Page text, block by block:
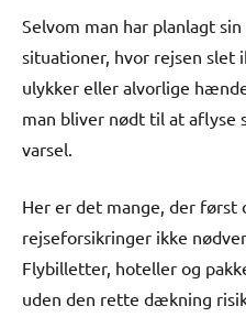
Selvom man har planlagt
situationer, hvor rejsen slet
ulykker eller alvorlige
man bliver nødt til at aflyse
varsel.
Her er det mange, der først
rejseforsikringer ikke
Flybilletter, hoteller og
uden den rette dækning